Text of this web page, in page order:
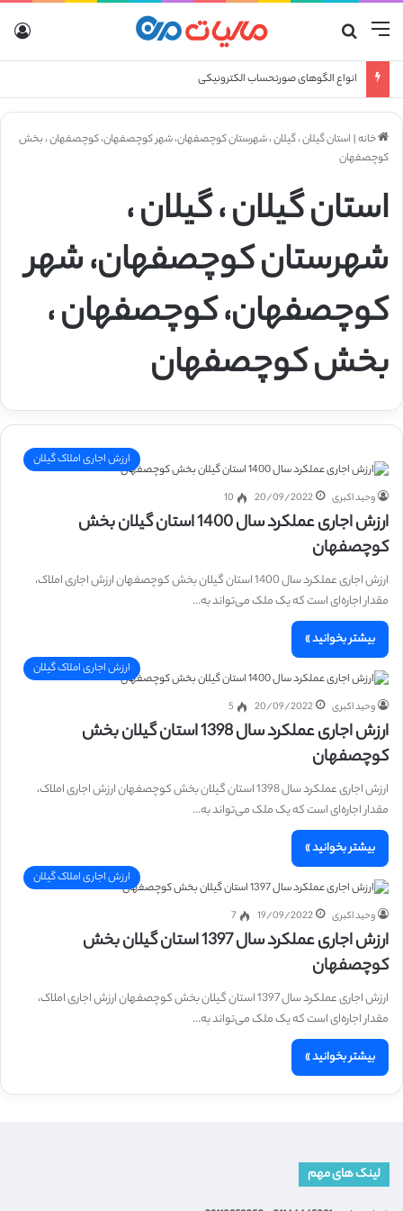
منو
انواع الگوهای صورتحساب الکترونیکی
خانه| استان گیلان ، گیلان ، شهرستان کوچصفهان، شهر کوچصفهان، کوچصفهان ، بخش
کوچصفهان
استان گیلان ، گیلان ،
شهرستان کوچصفهان، شهر
کوچصفهان، کوچصفهان ،
بخش کوچصفهان
ارزش اجاری املاک گیلان
وحید اکبری 20/09/2022
10
ارزش اجاری عملکرد سال 1400 استان گیلان بخش
کوچصفهان
ارزش اجاری عملکرد سال 1400 استان گیلان بخش کوچصفهان ارزش اجاری املاک،
مقدار اجاره‌ای است که یک ملک می‌تواند به…
بیشتر بخوانید »
ارزش اجاری املاک گیلان
وحید اکبری 20/09/2022
5
ارزش اجاری عملکرد سال 1398 استان گیلان بخش
کوچصفهان
ارزش اجاری عملکرد سال 1398 استان گیلان بخش کوچصفهان ارزش اجاری املاک،
مقدار اجاره‌ای است که یک ملک می‌تواند به…
بیشتر بخوانید »
ارزش اجاری املاک گیلان
وحید اکبری 19/09/2022
7
ارزش اجاری عملکرد سال 1397 استان گیلان بخش
کوچصفهان
ارزش اجاری عملکرد سال 1397 استان گیلان بخش کوچصفهان ارزش اجاری املاک،
مقدار اجاره‌ای است که یک ملک می‌تواند به…
بیشتر بخوانید »
لینک های مهم